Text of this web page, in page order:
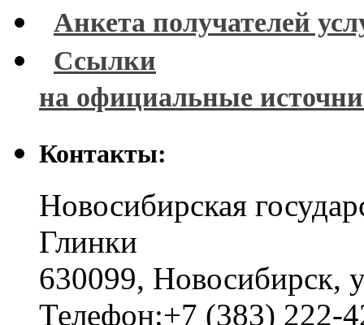
Анкета получателей
Ссылки
на официальные
Контакты:
Новосибирская
Глинки
630099, Новосибирск,
Телефон:+7 (383) 222-